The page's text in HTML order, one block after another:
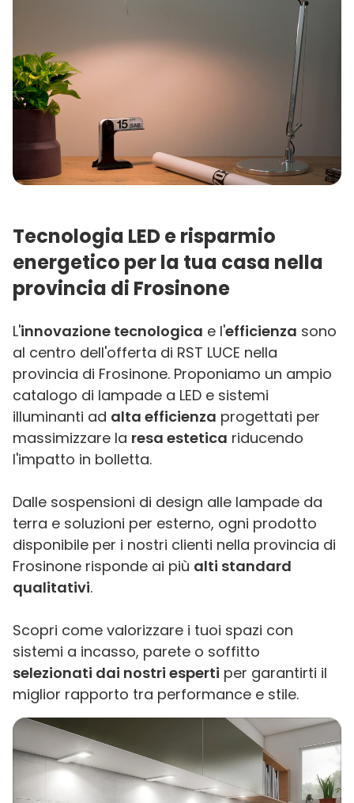
Tecnologia LED e risparmio
energetico per la tua casa nella
provincia di Frosinone
L'innovazione tecnologica e l'efficienza sono
al centro dell'offerta di RST LUCE nella
provincia di Frosinone. Proponiamo un ampio
catalogo di lampade a LED e sistemi
illuminanti ad alta efficienza progettati per
massimizzare la resa estetica riducendo
l'impatto in bolletta.
Dalle sospensioni di design alle lampade da
terra e soluzioni per esterno, ogni prodotto
disponibile per i nostri clienti nella provincia di
Frosinone risponde ai più alti standard
qualitativi.
Scopri come valorizzare i tuoi spazi con
sistemi a incasso, parete o soffitto
selezionati dai nostri esperti per garantirti il
miglior rapporto tra performance e stile.